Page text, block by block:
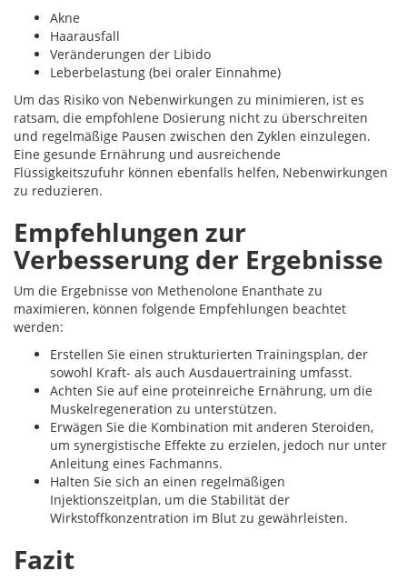
Akne
Haarausfall
Veränderungen der Libido
Leberbelastung (bei oraler Einnahme)
Um das Risiko von Nebenwirkungen zu minimieren, ist es
ratsam, die empfohlene Dosierung nicht zu überschreiten
und regelmäßige Pausen zwischen den Zyklen einzulegen.
Eine gesunde Ernährung und ausreichende
Flüssigkeitszufuhr können ebenfalls helfen, Nebenwirkungen
zu reduzieren.
Empfehlungen zur
Verbesserung der Ergebnisse
Um die Ergebnisse von Methenolone Enanthate zu
maximieren, können folgende Empfehlungen beachtet
werden:
Erstellen Sie einen strukturierten Trainingsplan, der
sowohl Kraft- als auch Ausdauertraining umfasst.
Achten Sie auf eine proteinreiche Ernährung, um die
Muskelregeneration zu unterstützen.
Erwägen Sie die Kombination mit anderen Steroiden,
um synergistische Effekte zu erzielen, jedoch nur unter
Anleitung eines Fachmanns.
Halten Sie sich an einen regelmäßigen
Injektionszeitplan, um die Stabilität der
Wirkstoffkonzentration im Blut zu gewährleisten.
Fazit